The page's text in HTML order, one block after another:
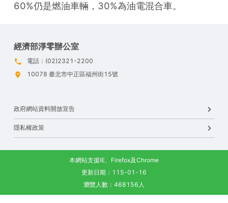
60%仍是燃油車輛，30%為油電混合車。
經濟部淨零辦公室
電話：(02)2321-2200
10078 臺北市中正區福州街15號
政府網站資料開放宣告
隱私權政策
本網站支援IE、Firefox及Chrome
更新日期：115-01-16
瀏覽人數：468156人